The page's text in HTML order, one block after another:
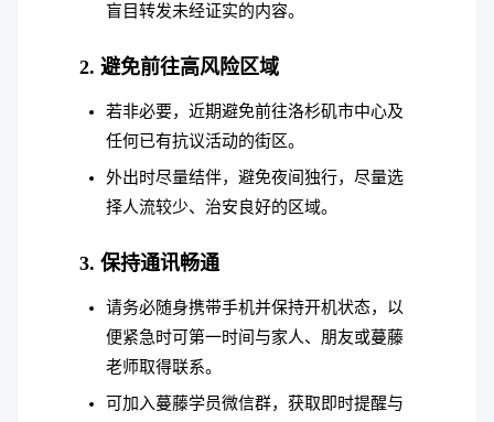
盲目转发未经证实的内容。
2. 避免前往高风险区域
若非必要，近期避免前往洛杉矶市中心及
任何已有抗议活动的街区。
外出时尽量结伴，避免夜间独行，尽量选
择人流较少、治安良好的区域。
3. 保持通讯畅通
请务必随身携带手机并保持开机状态，以
便紧急时可第一时间与家人、朋友或蔓藤
老师取得联系。
可加入蔓藤学员微信群，获取即时提醒与